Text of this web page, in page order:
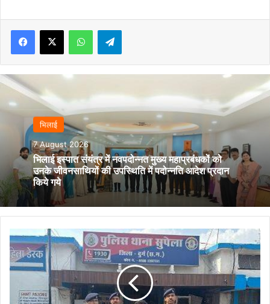
Facebook
X WhatsAppTelegram
भिलाई
7 August 2026
भिलाई इस्पात संयंत्र में नवपदोन्नत मुख्य महाप्रबंधकों को
उनके जीवनसाथियों की उपस्थिति में पदोन्नति आदेश प्रदान
किये गये
सार्वजनिक
स्थान
पर
धारदार
लहराकर